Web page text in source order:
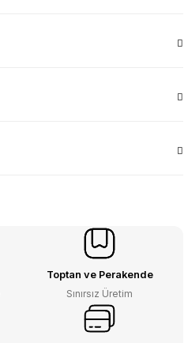
Toptan ve Perakende
Sınırsız Üretim